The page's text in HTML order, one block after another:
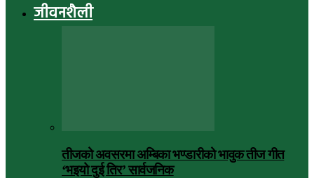
जीवनशैली
तीजको अवसरमा अम्बिका भण्डारीको भावुक तीज गीत
‘भइयो दुई तिर’ सार्वजनिक